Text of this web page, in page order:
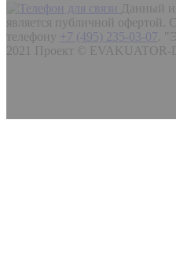
Данный
является публичной офертой.
телефону
+7 (495) 235-03-07
2021 Проект © EVAKUATOR-